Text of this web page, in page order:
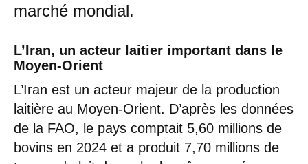
marché mondial.
L’Iran, un acteur laitier important dans le
Moyen-Orient
L’Iran est un acteur majeur de la production
laitière au Moyen-Orient. D’après les données
de la FAO, le pays comptait 5,60 millions de
bovins en 2024 et a produit 7,70 millions de